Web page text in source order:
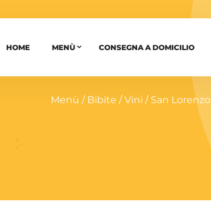
HOME MENÙ CONSEGNA A DOMICILIO
Menù / Bibite /Vini / San Lorenzo